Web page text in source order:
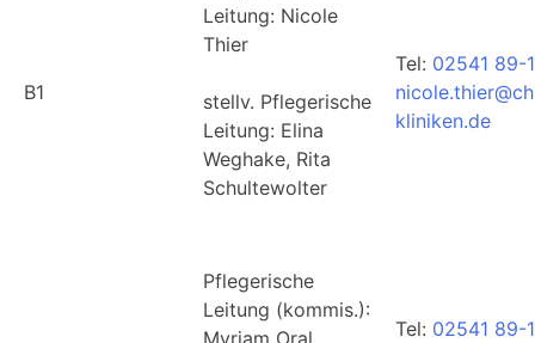
B1
Leitung: Nicole
Thier
stellv. Pflegerische
Leitung: Elina
Weghake, Rita
Schultewolter
Tel: 02541 89-
kliniken.de
Pflegerische
Leitung (kommis.):
Myriam Oral
Tel: 02541 89-